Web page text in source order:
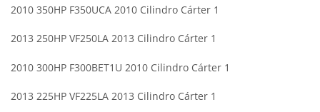
2010 350HP F350UCA 2010 Cilindro Cárter 1
2013 250HP VF250LA 2013 Cilindro Cárter 1
2010 300HP F300BET1U 2010 Cilindro Cárter 1
2013 225HP VF225LA 2013 Cilindro Cárter 1